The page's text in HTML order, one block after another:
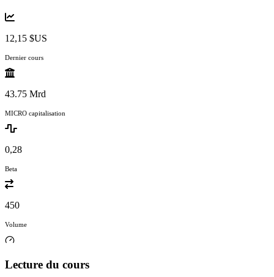
12,15 $US
Dernier cours
43.75 Mrd
MICRO capitalisation
0,28
Beta
450
Volume
Lecture du cours